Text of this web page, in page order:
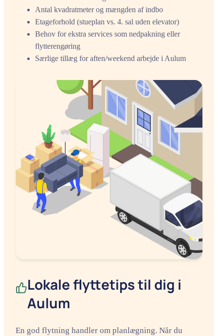
Antal kvadratmeter og mængden af indbo
Etageforhold (stueplan vs. 4. sal uden elevator)
Behov for ekstra services som nedpakning eller
flytterengøring
Særlige tillæg for aften/weekend arbejde i Aulum
Lokale flyttetips til dig i
Aulum
En god flytning handler om planlægning. Når du